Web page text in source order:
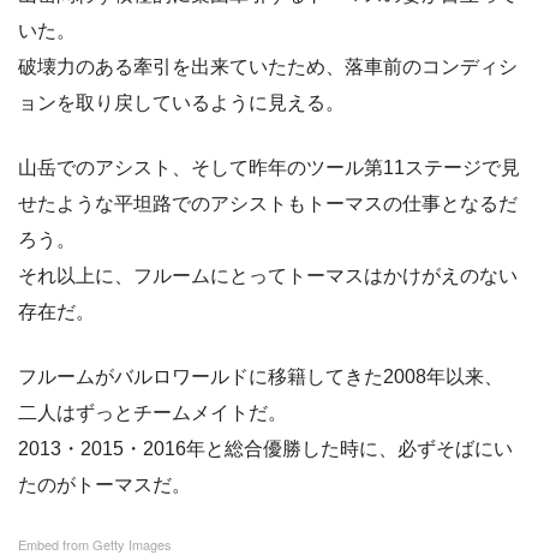
いた。
破壊力のある牽引を出来ていたため、落車前のコンディシ
ョンを取り戻しているように見える。
山岳でのアシスト、そして昨年のツール第11ステージで見
せたような平坦路でのアシストもトーマスの仕事となるだ
ろう。
それ以上に、フルームにとってトーマスはかけがえのない
存在だ。
フルームがバルロワールドに移籍してきた2008年以来、
二人はずっとチームメイトだ。
2013・2015・2016年と総合優勝した時に、必ずそばにい
たのがトーマスだ。
Embed from Getty Images